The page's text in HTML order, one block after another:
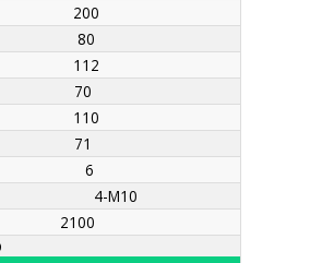
200
80
112
70
110
71
6
4-M10
2100